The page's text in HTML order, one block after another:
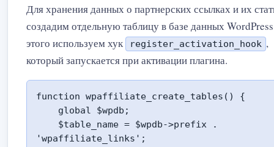
Для хранения данных о партнерских ссылках и их
создадим отдельную таблицу в базе данных
этого используем хук
register_activation_hook ,
который запускается при активации плагина.
function wpaffiliate_create_tables() {
'wpaffiliate_links';